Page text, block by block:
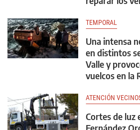
TEMPORAL
Una intensa
en distintos
Valle y
vuelcos en la
ATENCIÓN
Cortes de luz